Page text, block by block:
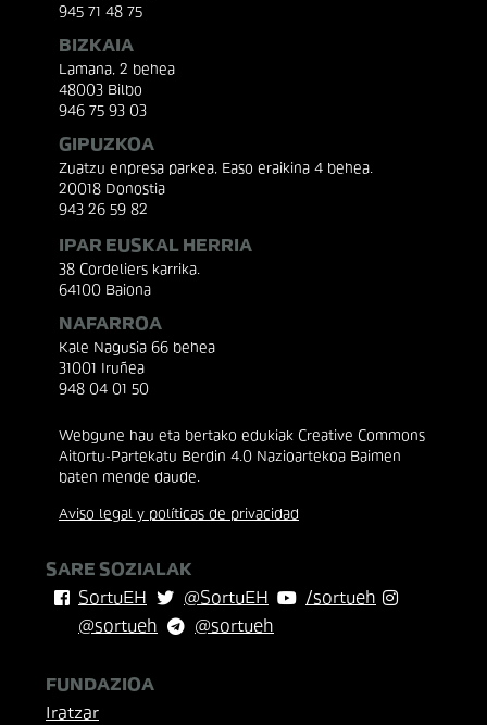
945 71 48 75
BIZKAIA
Lamana, 2 behea
48003 Bilbo
946 75 93 03
GIPUZKOA
Zuatzu enpresa parkea, Easo eraikina 4 behea.
20018 Donostia
943 26 59 82
IPAR EUSKAL HERRIA
38 Cordeliers karrika.
64100 Baiona
NAFARROA
Kale Nagusia 66 behea
31001 Iruñea
948 04 01 50
Webgune hau eta bertako edukiak Creative Commons
Aitortu-Partekatu Berdin 4.0 Nazioartekoa Baimen
baten mende daude.
Aviso legal y políticas de privacidad
SARE SOZIALAK
SortuEH
@SortuEH
/sortueh
@sortueh
@sortueh
FUNDAZIOA
Iratzar